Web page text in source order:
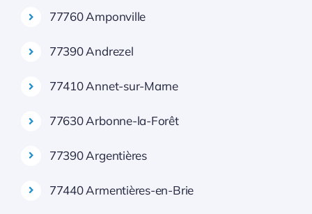
77760 Amponville
77390 Andrezel
77410 Annet-sur-Marne
77630 Arbonne-la-Forêt
77390 Argentières
77440 Armentières-en-Brie